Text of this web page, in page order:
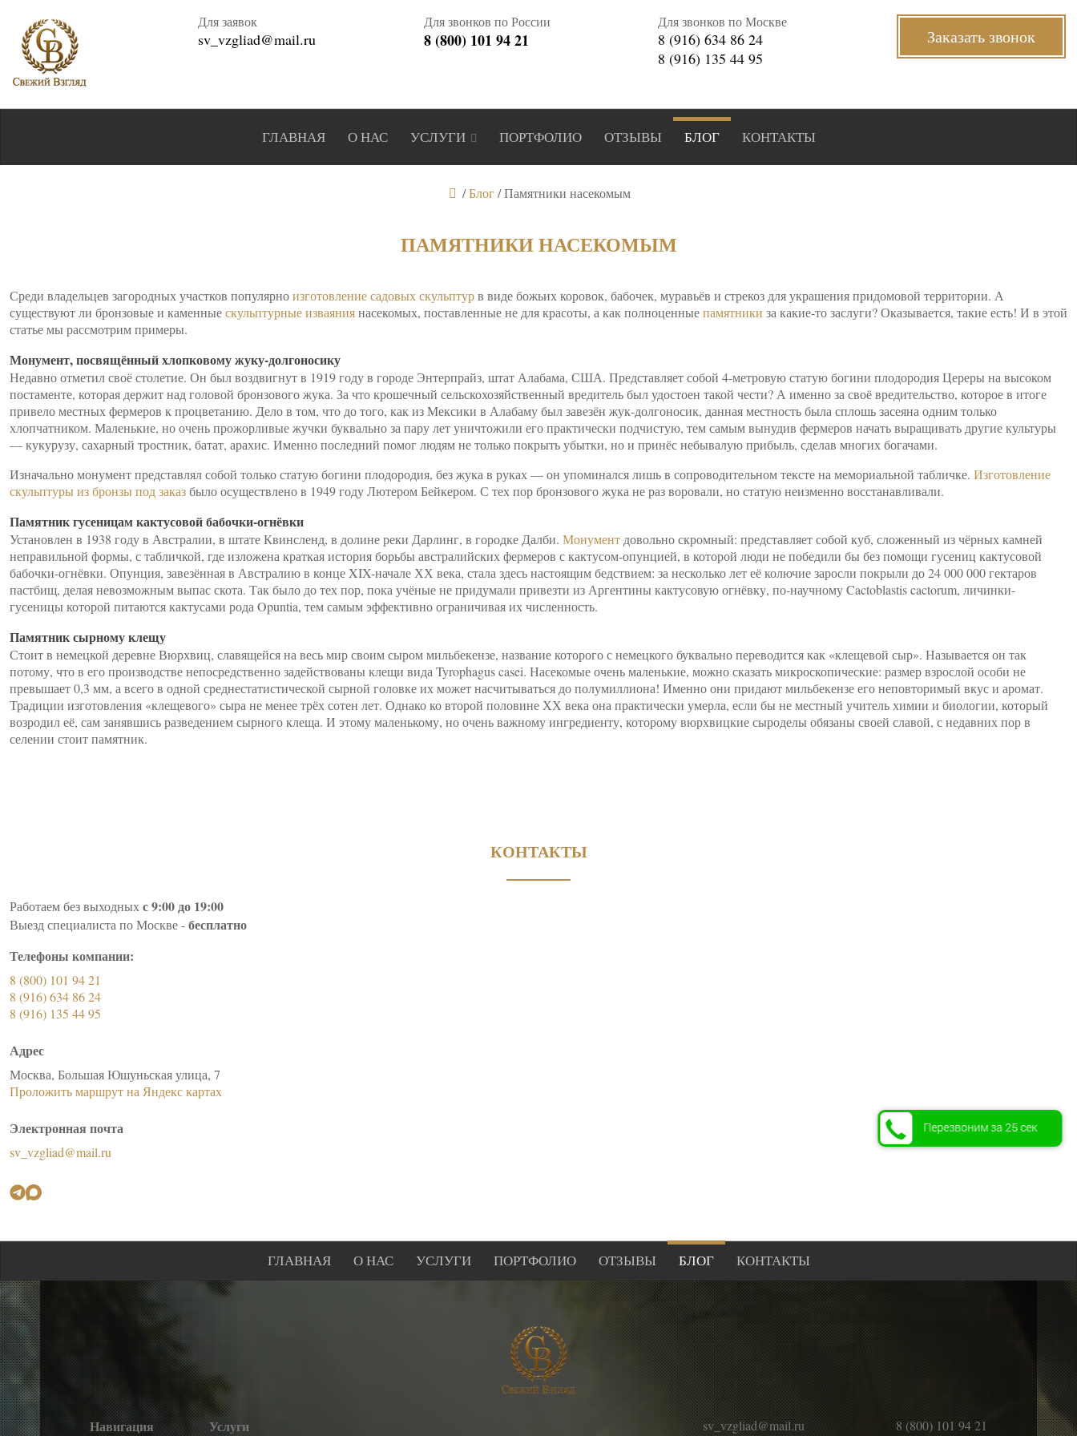
Для заявок
sv_vzgliad@mail.ru
Для звонков по России
8 (800) 101 94 21
Для звонков по Москве
8 (916) 634 86 24
8 (916) 135 44 95
Заказать звонок
ГЛАВНАЯ О НАС УСЛУГИ ПОРТФОЛИО ОТЗЫВЫ БЛОГ КОНТАКТЫ
/Блог/Памятники насекомым
ПАМЯТНИКИ НАСЕКОМЫМ
Среди владельцев загородных участков популярноизготовление садовых скульптурв виде божьих коровок, бабочек, муравьёв и стрекоз для украшения придомовой территории. А
существуют ли бронзовые и каменныескульптурные изваяниянасекомых, поставленные не для красоты, а как полноценныепамятники за какие-то заслуги? Оказывается, такие есть! И в этой
статье мы рассмотрим примеры.
Монумент, посвящённый хлопковому жуку-долгоносику
Недавно отметил своё столетие. Он был воздвигнут в 1919 году в городе Энтерпрайз, штат Алабама, США. Представляет собой 4-метровую статую богини плодородия Цереры на высоком
постаменте, которая держит над головой бронзового жука. За что крошечный сельскохозяйственный вредитель был удостоен такой чести? А именно за своё вредительство, которое в итоге
привело местных фермеров к процветанию. Дело в том, что до того, как из Мексики в Алабаму был завезён жук-долгоносик, данная местность была сплошь засеяна одним только
хлопчатником. Маленькие, но очень прожорливые жучки буквально за пару лет уничтожили его практически подчистую, тем самым вынудив фермеров начать выращивать другие культуры
— кукурузу, сахарный тростник, батат, арахис. Именно последний помог людям не только покрыть убытки, но и принёс небывалую прибыль, сделав многих богачами.
Изначально монумент представлял собой только статую богини плодородия, без жука в руках — он упоминался лишь в сопроводительном тексте на мемориальной табличке. Изготовление
скульптуры из бронзы под заказбыло осуществлено в 1949 году Лютером Бейкером. С тех пор бронзового жука не раз воровали, но статую неизменно восстанавливали.
Памятник гусеницам кактусовой бабочки-огнёвки
Установлен в 1938 году в Австралии, в штате Квинсленд, в долине реки Дарлинг, в городке Далби. Монумент довольно скромный: представляет собой куб, сложенный из чёрных камней
неправильной формы, с табличкой, где изложена краткая история борьбы австралийских фермеров с кактусом-опунцией, в которой люди не победили бы без помощи гусениц кактусовой
бабочки-огнёвки. Опунция, завезённая в Австралию в конце XIX-начале ХХ века, стала здесь настоящим бедствием: за несколько лет её колючие заросли покрыли до 24 000 000 гектаров
пастбищ, делая невозможным выпас скота. Так было до тех пор, пока учёные не придумали привезти из Аргентины кактусовую огнёвку, по-научному Cactoblastis cactorum, личинки-
гусеницы которой питаются кактусами рода Opuntia, тем самым эффективно ограничивая их численность.
Памятник сырному клещу
Стоит в немецкой деревне Вюрхвиц, славящейся на весь мир своим сыром мильбекензе, название которого с немецкого буквально переводится как «клещевой сыр». Называется он так
потому, что в его производстве непосредственно задействованы клещи вида Tyrophagus casei. Насекомые очень маленькие, можно сказать микроскопические: размер взрослой особи не
превышает 0,3 мм, а всего в одной среднестатистической сырной головке их может насчитываться до полумиллиона! Именно они придают мильбекензе его неповторимый вкус и аромат.
Традиции изготовления «клещевого» сыра не менее трёх сотен лет. Однако ко второй половине ХХ века она практически умерла, если бы не местный учитель химии и биологии, который
возродил её, сам занявшись разведением сырного клеща. И этому маленькому, но очень важному ингредиенту, которому вюрхвицкие сыроделы обязаны своей славой, с недавних пор в
селении стоит памятник.
КОНТАКТЫ
Работаем без выходныхс 9:00 до 19:00
Выезд специалиста по Москве -бесплатно
Телефоны компании:
8 (800) 101 94 21
8 (916) 634 86 24
8 (916) 135 44 95
Адрес
Москва, Большая Юшуньская улица, 7
Проложить маршрут на Яндекс картах
Электронная почта
sv_vzgliad@mail.ru
ГЛАВНАЯ О НАС УСЛУГИ ПОРТФОЛИО ОТЗЫВЫ БЛОГ КОНТАКТЫ
Навигация Услуги sv_vzgliad@mail.ru
8 (800) 101 94 21
Перезвоним за 25 сек